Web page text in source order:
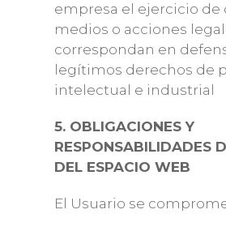
empresa el ejercicio de
medios o acciones
correspondan en
legítimos derechos de
intelectual e industrial
5. OBLIGACIONES Y
RESPONSABILIDADES
DEL ESPACIO WEB
El Usuario se